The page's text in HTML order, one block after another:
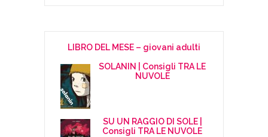
LIBRO DEL MESE – giovani adulti
SOLANIN | Consigli TRA LE
NUVOLE
SU UN RAGGIO DI SOLE |
Consigli TRA LE NUVOLE